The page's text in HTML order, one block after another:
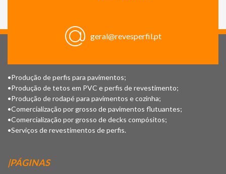
geral@revesperfil.pt
•Produção de perfis para pavimentos;
•Produção de tetos em PVC e perfis de revestimento;
•Produção de rodapé para pavimentos e cozinha;
•Comercialização por grosso de pavimentos flutuantes;
•Comercialização por grosso de decks compósitos;
•Serviços de revestimentos de perfis.
|PÁGINAS